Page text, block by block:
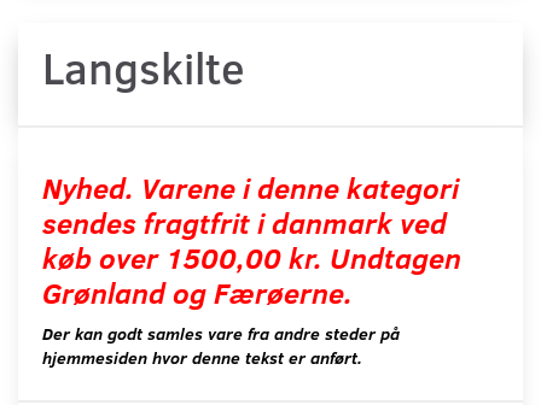
Langskilte
Nyhed. Varene i denne kategori
sendes fragtfrit i danmark ved
køb over 1500,00 kr. Undtagen
Grønland og Færøerne.
Der kan godt samles vare fra andre steder på
hjemmesiden hvor denne tekst er anført.